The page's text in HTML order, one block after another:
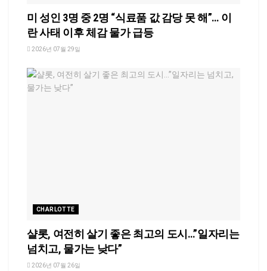
미 성인 3명 중 2명 “식료품 값 감당 못 해”… 이
란 사태 이후 체감 물가 급등
2026년 07월 29일
CHARLOTTE
샬롯, 여전히 살기 좋은 최고의 도시…”일자리는
넘치고, 물가는 낮다”
2026년 07월 26일